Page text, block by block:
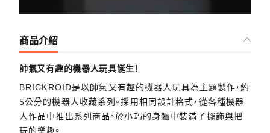
商品介紹
帥氣又有趣的機器人玩具誕生！
BRICKROID是以帥氣又有趣的機器人玩具為主題製作，約
5公分的機器人收藏系列。採用相同設計格式，從各種機器
人作品中推出系列商品。於小巧的身軀中裝滿了擺飾與把
玩的樂趣。